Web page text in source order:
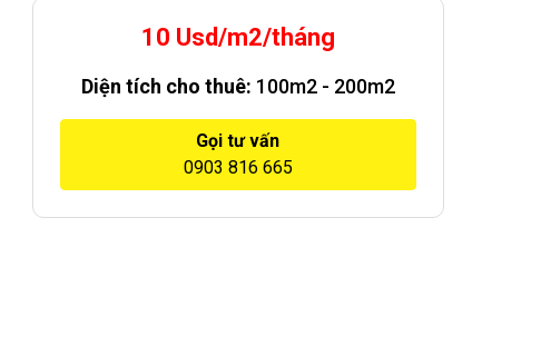
10 Usd/m2/tháng
Diện tích cho thuê: 100m2 - 200m2
Gọi tư vấn
0903 816 665